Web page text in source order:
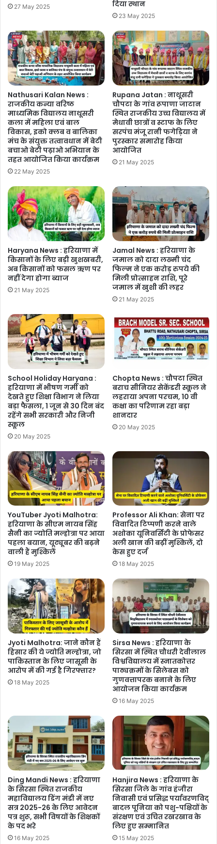
27 May 2025 दिया स्थान
23 May 2025
Nathusari Kalan News :
राजकीय कन्या वरिष्ठ
माध्यमिक विद्यालय नाथूसरी
कला में महिला एवं बाल
विकास, इको क्लब व बालिका
मंच के संयुक्त तत्वावधान में बेटी
बचाओ बेटी पढ़ाओ अभियान के
तहत आयोजित किया कार्यक्रम
22 May 2025
Rupana Jatan : नाथूसरी
चौपटा के गांव रूपाणा जाटान
स्थित राजकीय उच्च विद्यालय में
मेधावी छात्रों व स्टाफ के लिए
सरपंच मंजू रानी फगेड़िया ने
पुरस्कार समारोह किया
आयोजित
21 May 2025
Haryana News : हरियाणा में
किसानों के लिए बड़ी खुशखबरी,
अब किसानों को फसल ऋण पर
नहीं देगा होगा ब्याज
21 May 2025
Jamal News : हरियाणा के
जमाल को दादा लख्मी चंद
फिल्म ने एक करोड़ रुपये की
मिली प्रोत्साहन राशि, पूरे
जमाल में खुशी की लहर
21 May 2025
School Holiday Haryana :
हरियाणा में भीषण गर्मी को
देखते हुए शिक्षा विभाग ने लिया
बड़ा फैसला, 1 जून से 30 दिन बंद
रहेंगे सभी सरकारी और निजी
स्कूल
20 May 2025
Chopta News : चौपटा स्थित
बराच सीनियर सेकेंडरी स्कूल ने
लहराया अपना परचम, 10 वी
कक्षा का परिणाम रहा बड़ा
शानदार
20 May 2025
YouTuber Jyoti Malhotra:
हरियाणा के सीएम नायब सिंह
सैनी का ज्योति मल्होत्रा ​​पर आया
पहला बयान, यूट्यूबर की बढ़ने
वाली हैं मुश्किलें
19 May 2025
Professor Ali Khan: सेना पर
विवादित टिप्पणी करने वाले
अशोका यूनिवर्सिटी के प्रोफेसर
अली खान की बढ़ीं मुश्किलें, दो
केस हुए दर्ज
18 May 2025
Jyoti Malhotra: ​​जाने कौन हैं
हिसार की ये ज्योति मल्होत्रा, जो
पाकिस्तान के लिए जासूसी के
आरोप में की गई है गिरफ्तार?
18 May 2025
Sirsa News : हरियाणा के
सिरसा में स्थित चौधरी देवीलाल
विश्वविद्यालय में स्नातकोत्तर
पाठ्यक्रमों के सिलेबस को
गुणवत्तापरक बनाने के लिए
आयोजन किया कार्यक्रम
16 May 2025
Ding Mandi News : हरियाणा
के सिरसा स्थित राजकीय
महाविद्यालय डिंग मंडी में नए
सत्र 2025-26 के लिए आवेदन
पत्र शुरू, सभी विषयों के शिक्षकों
के पद भरे
16 May 2025
Hanjira News : हरियाणा के
सिरसा जिले के गांव हंजीरा
निवासी एवं प्रसिद्ध पर्यावरणविद्
बादल पूनिया को पशु-पक्षियों के
संरक्षण एवं उचित रखरखाव के
लिए हुए सम्मानित
15 May 2025